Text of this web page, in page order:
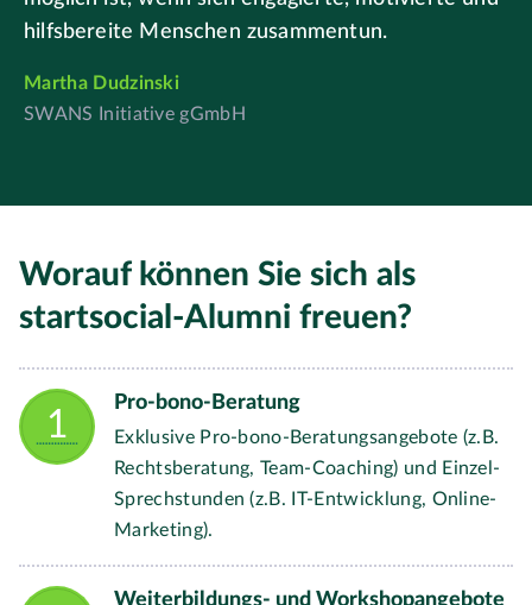
hilfsbereite Menschen zusammentun.
Martha Dudzinski
SWANS Initiative gGmbH
Worauf können Sie sich als
startsocial-Alumni freuen?
Pro-bono-Beratung
Exklusive Pro-bono-Beratungsangebote (z.B.
Rechtsberatung, Team-Coaching) und Einzel-
Sprechstunden (z.B. IT-Entwicklung, Online-
Marketing).
Weiterbildungs- und Workshopangebote